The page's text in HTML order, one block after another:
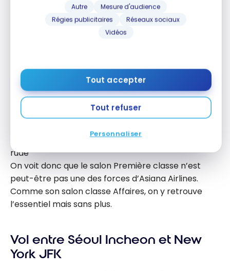
Autre
Mesure d'audience
Régies publicitaires
Réseaux sociaux
Vidéos
Tout accepter
Tout refuser
Personnaliser
Les retards dans un salon Première classe, c’est
rude
On voit donc que le salon Première classe n’est
peut-être pas une des forces d’Asiana Airlines.
Comme son salon classe Affaires, on y retrouve
l’essentiel mais sans plus.
Vol entre Séoul Incheon et New
York JFK